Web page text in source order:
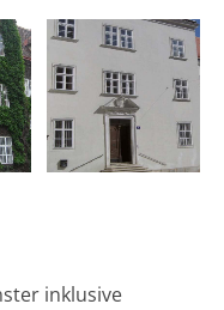
inklusive